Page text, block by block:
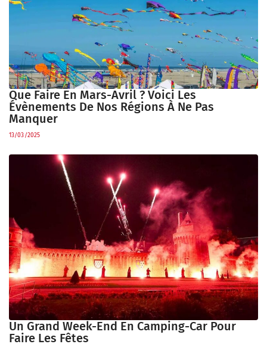
Que Faire En Mars-Avril ? Voici Les
Évènements De Nos Régions À Ne Pas
Manquer
13/03/2025
Un Grand Week-End En Camping-Car Pour
Faire Les Fêtes